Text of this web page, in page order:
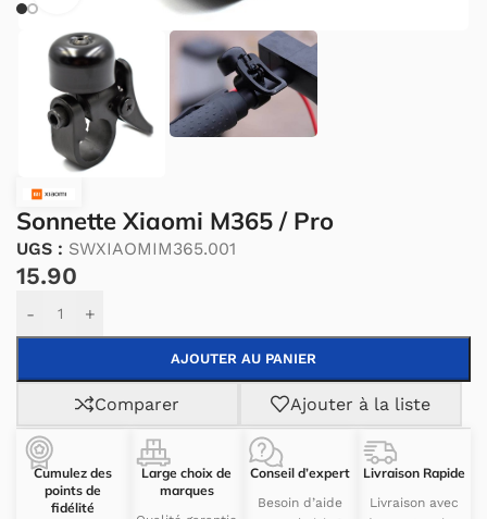
Sonnette Xiaomi M365 / Pro
UGS : SWXIAOMIM365.001
15.90
- +
AJOUTER AU PANIER
Alternative:
Comparer Ajouter à la liste
Cumulez des
points de
fidélité
Large choix de
marques
Conseil d’expert
Besoin d’aide
Livraison Rapide
Livraison avec